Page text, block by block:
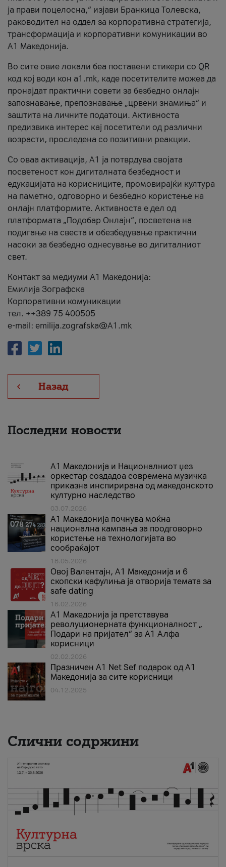
ја прави поцелосна,“ изјави Бранкица Толевска,
раководител на оддел за корпоративна стратегија,
трансформација и корпоративни комуникации во
А1 Македонија.
Во сите овие локали беа поставени стикери со QR
код кој води кон a1.mk, каде посетителите можеа да
пронајдат практични совети за безбедно онлајн
запознавање, препознавање „црвени знамиња“ и
заштита на личните податоци. Активноста
предизвика интерес кај посетители од различни
возрасти, проследена со позитивни реакции.
Со оваа активација, А1 ја потврдува својата
посветеност кон дигиталната безбедност и
едукацијата на корисниците, промовирајќи култура
на паметно, одговорно и безбедно користење на
онлајн платформите. Активноста е дел од
платформата „Подобар Онлајн“, посветена на
подигање на свеста и обезбедување практични
насоки за безбедно однесување во дигиталниот
свет.
Контакт за медиуми А1 Македонија:
Емилија Зографска
Корпоративни комуникации
тел. ++389 75 400505
e-mail: emilija.zografska@A1.mk
Назад
Последни новости
А1 Македонија и Националниот џез
оркестар создадоа современа музичка
приказна инспирирана од македонското
културно наследство
03.07.2026
A1 Македонија почнува моќна
национална кампања за поодговорно
користење на технологијата во
сообраќајот
18.05.2026
Овој Валентајн, A1 Македонија и 6
скопски кафулиња ја отворија темата за
safe dating
16.02.2026
А1 Македонија ја претставува
револуционерната функционалност „
Подари на пријател“ за А1 Алфа
корисници
02.02.2026
Празничен A1 Net Sеf подарок од А1
Македонија за сите корисници
04.12.2025
Слични содржини